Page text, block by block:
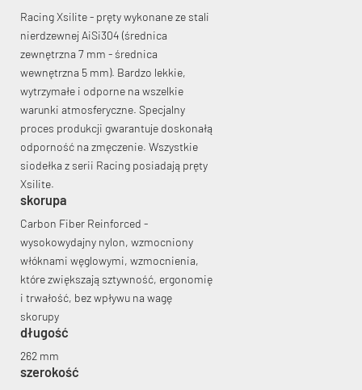
Racing Xsilite - pręty wykonane ze stali
nierdzewnej AiSi304 (średnica
zewnętrzna 7 mm - średnica
wewnętrzna 5 mm). Bardzo lekkie,
wytrzymałe i odporne na wszelkie
warunki atmosferyczne. Specjalny
proces produkcji gwarantuje doskonałą
odporność na zmęczenie. Wszystkie
siodełka z serii Racing posiadają pręty
Xsilite.
skorupa
Carbon Fiber Reinforced -
wysokowydajny nylon, wzmocniony
włóknami węglowymi, wzmocnienia,
które zwiększają sztywność, ergonomię
i trwałość, bez wpływu na wagę
skorupy
długość
262 mm
szerokość